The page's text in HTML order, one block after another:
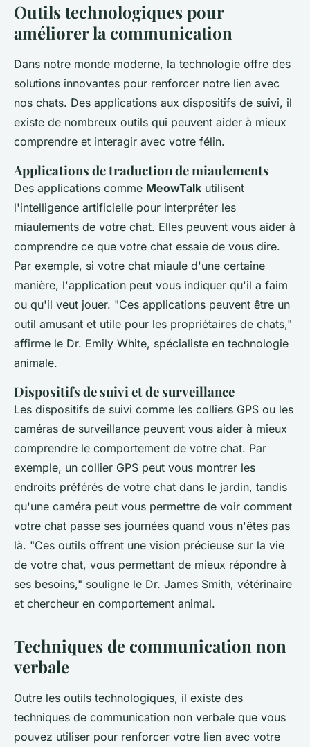
Outils technologiques pour
améliorer la communication
Dans notre monde moderne, la technologie offre des
solutions innovantes pour renforcer notre lien avec
nos chats. Des applications aux dispositifs de suivi, il
existe de nombreux outils qui peuvent aider à mieux
comprendre et interagir avec votre félin.
Applications de traduction de miaulements
Des applications comme MeowTalk utilisent
l'intelligence artificielle pour interpréter les
miaulements de votre chat. Elles peuvent vous aider à
comprendre ce que votre chat essaie de vous dire.
Par exemple, si votre chat miaule d'une certaine
manière, l'application peut vous indiquer qu'il a faim
ou qu'il veut jouer. "Ces applications peuvent être un
outil amusant et utile pour les propriétaires de chats,"
affirme le Dr. Emily White, spécialiste en technologie
animale.
Dispositifs de suivi et de surveillance
Les dispositifs de suivi comme les colliers GPS ou les
caméras de surveillance peuvent vous aider à mieux
comprendre le comportement de votre chat. Par
exemple, un collier GPS peut vous montrer les
endroits préférés de votre chat dans le jardin, tandis
qu'une caméra peut vous permettre de voir comment
votre chat passe ses journées quand vous n'êtes pas
là. "Ces outils offrent une vision précieuse sur la vie
de votre chat, vous permettant de mieux répondre à
ses besoins," souligne le Dr. James Smith, vétérinaire
et chercheur en comportement animal.
Techniques de communication non
verbale
Outre les outils technologiques, il existe des
techniques de communication non verbale que vous
pouvez utiliser pour renforcer votre lien avec votre